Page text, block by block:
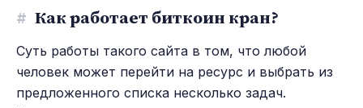
# Как работает биткоин кран?
Суть работы такого сайта в том, что любой
человек может перейти на ресурс и выбрать из
предложенного списка несколько задач.